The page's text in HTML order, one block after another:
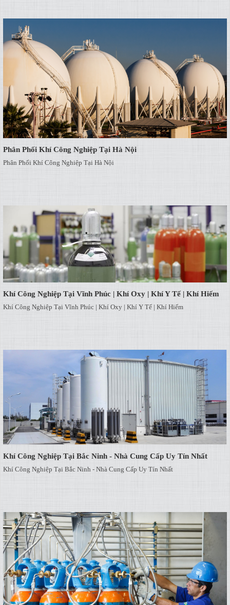
Phân Phối Khí Công Nghiệp Tại Hà Nội
Phân Phối Khí Công Nghiệp Tại Hà Nội
Khí Công Nghiệp Tại Vĩnh Phúc | Khí Oxy | Khí Y Tế | Khí Hiếm
Khí Công Nghiệp Tại Vĩnh Phúc | Khí Oxy | Khí Y Tế | Khí Hiếm
Khí Công Nghiệp Tại Bắc Ninh - Nhà Cung Cấp Uy Tín Nhất
Khí Công Nghiệp Tại Bắc Ninh - Nhà Cung Cấp Uy Tín Nhất